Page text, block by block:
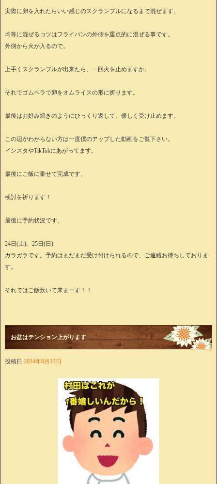
実際に卵を入れたらいい感じのスクランブルになるまで混ぜます。
均等に混ぜるコツはフライパンの外側を重点的に混ぜる事です。
外側から火が入るので。
上手くスクランブルが出来たら、一回火を止めますか。
それでゴムベラで卵をオムライスの形に折ります。
最後はお好み焼きのようにひっくり返して、優しく受け止めます。
この辺がわからない方は一度僕のアップした動画をご覧下さい。
インスタやTikTokにあがってます。
最後にご飯に乗せて完成です。
検討を祈ります！
最後に予約状況です。
24日(土)、25日(日)
ガラガラです。予約はまだまだ受け付けられるので、ご連絡お待ちしておりま
す。
それではご飯炊いて来まーす！！
お盆はテンション上がります
投稿日 2024年8月17日